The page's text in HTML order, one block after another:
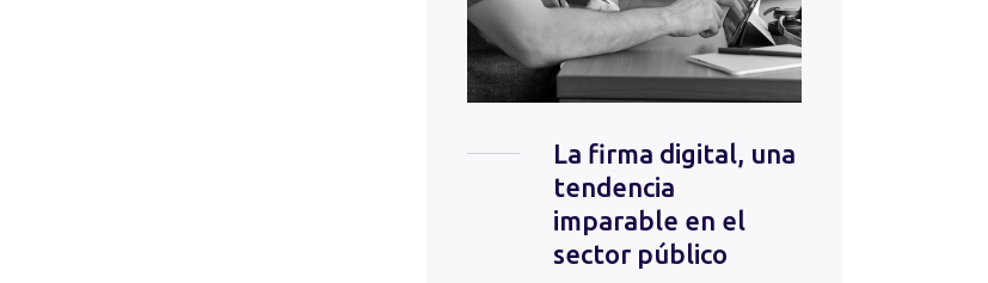
La firma digital, una
tendencia
imparable en el
sector público